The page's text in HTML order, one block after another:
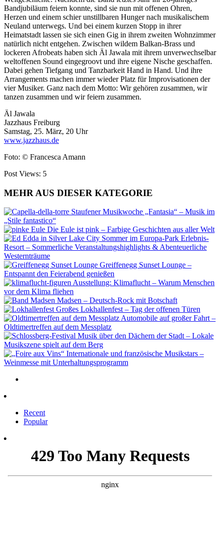
Bandjubiläum feiern konnte, sind sie nun mit offenen Ohren,
Herzen und einem schier unstillbaren Hunger nach musikalischem
Neuland unterwegs. Und bei einem kurzen Stopp in ihrer
Heimatstadt lassen sie sich einen Gig in ihrem zweiten Wohnzimmer
natürlich nicht entgehen. Zwischen wildem Balkan-Brass und
lockeren Afrobeats haben sich Äl Jawala mit ihrem unverwechselbar
weltoffenen Sound eingegroovt und ihre eigene Nische geschaffen.
Dabei gehen Tiefgang und Tanzbarkeit Hand in Hand. Und ihre
Arrangements machen immer wieder Platz für Improvisationen der
vier Musiker. Ganz nach dem Motto: Wir gehören zusammen, wir
tanzen zusammen und wir feiern zusammen.
Äl Jawala
Jazzhaus Freiburg
Samstag, 25. März, 20 Uhr
www.jazzhaus.de
Foto: © Francesca Amann
Post Views: 5
MEHR AUS DIESER KATEGORIE
Staufener Musikwoche „Fantasia“ – Musik im
„Stile fantastico“
Die Eule ist pink – Farbige Geschichten aus aller Welt
Sommer im Europa-Park Erlebnis-
Resort – Sommerliche Veranstaltungshighlights & Abenteuerliche
Westernträume
Greiffenegg Sunset Lounge –
Entspannt den Feierabend genießen
Ausstellung: Klimaflucht – Warum Menschen
vor dem Klima fliehen
Madsen – Deutsch-Rock mit Botschaft
Großes Lokhallenfest – Tag der offenen Türen
Automobile auf großer Fahrt –
Oldtimertreffen auf dem Messplatz
Musik über den Dächern der Stadt – Lokale
Musikszene spielt auf dem Berg
Internationale und französische Musikstars –
Weinmesse mit Unterhaltungsprogramm
Recent
Popular